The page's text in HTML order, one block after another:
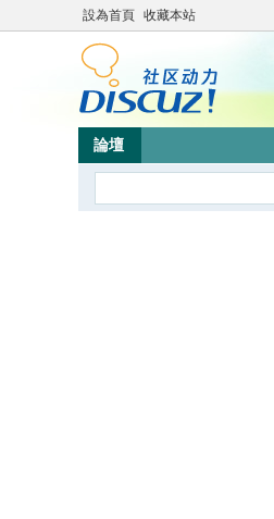
設為首頁 收藏本站
論壇